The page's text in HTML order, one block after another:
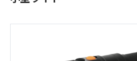
(Circulation)
もっと見る
ダマスカス製品カタログ（日本語版）
主な納入実績